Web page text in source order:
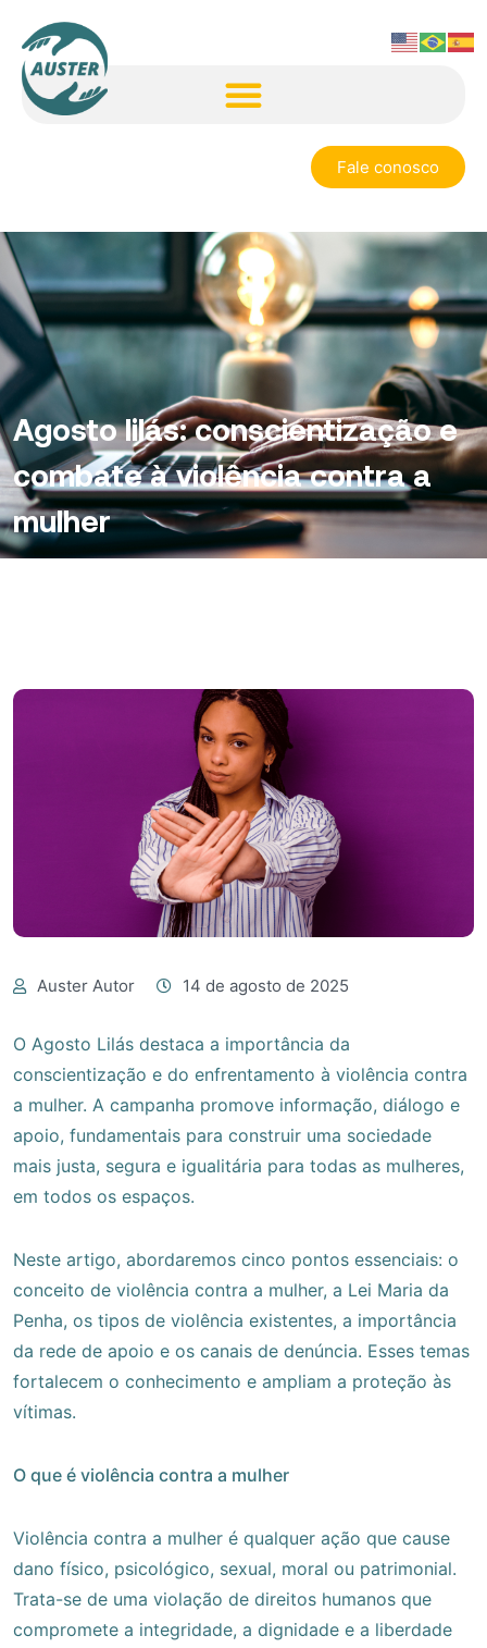
Fale conosco
Agosto lilás: conscientização e
combate à violência contra a
mulher
Auster Autor 14 de agosto de 2025
O Agosto Lilás destaca a importância da
conscientização e do enfrentamento à violência contra
a mulher. A campanha promove informação, diálogo e
apoio, fundamentais para construir uma sociedade
mais justa, segura e igualitária para todas as mulheres,
em todos os espaços.
Neste artigo, abordaremos cinco pontos essenciais: o
conceito de violência contra a mulher, a Lei Maria da
Penha, os tipos de violência existentes, a importância
da rede de apoio e os canais de denúncia. Esses temas
fortalecem o conhecimento e ampliam a proteção às
vítimas.
O que é violência contra a mulher
Violência contra a mulher é qualquer ação que cause
dano físico, psicológico, sexual, moral ou patrimonial.
Trata-se de uma violação de direitos humanos que
compromete a integridade, a dignidade e a liberdade